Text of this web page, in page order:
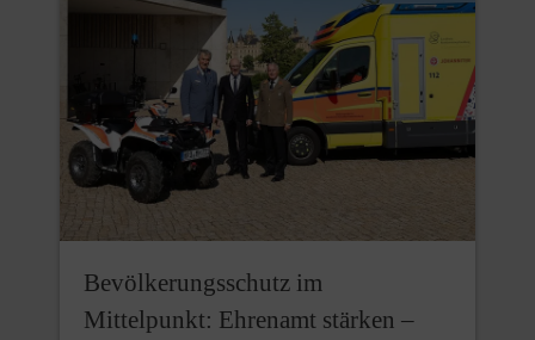
Bevölkerungsschutz im
Mittelpunkt: Ehrenamt stärken –